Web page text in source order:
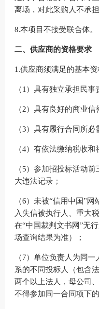
离场，对此采购人不承
8.本项目不接受联合体。
二、 供应商的资格要求
1.供应商须满足的基本资
（1）具有独立承担民事
（2）具有良好的商业信
（3）具有履行合同所必
（4）有依法缴纳税收和
（5）参加招投标活动
大违法记录；
（6）未被“信用中国”网
入失信被执行人、重大
在“中国裁判文书网”无
场查询结果为准）；
（7）单位负责人为同一
系的不同投标人（包含
两个以上法人，母公司
不得参加同一合同项下